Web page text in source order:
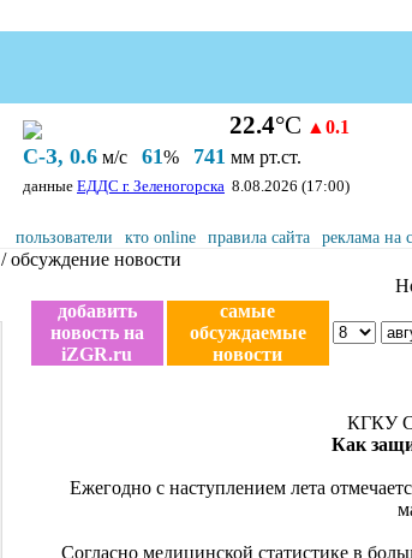
22.4°С ▲0.1
С-З, 0.6 м/с 61% 741 мм рт.ст.
данные ЕДДС г. Зеленогорска 8.08.2026 (17:00)
пользователи кто online правила сайта реклама на
/ обсуждение новости
добавить
новость на
iZGR.ru
самые
обсуждаемые
новости
КГКУ
Как
Ежегодно с наступлением лета
Согласно медицинской статистике в